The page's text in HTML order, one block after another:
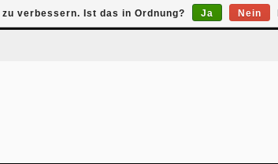
verbessern. Ist das in Ordnung? Ja Nein